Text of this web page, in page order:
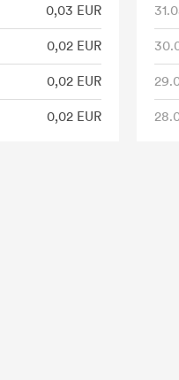
0,03 EUR
0,02 EUR
0,02 EUR
0,02 EUR